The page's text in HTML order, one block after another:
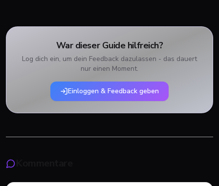
War dieser Guide hilfreich?
Log dich ein, um dein Feedback dazulassen - das dauert
nur einen Moment.
Einloggen & Feedback geben